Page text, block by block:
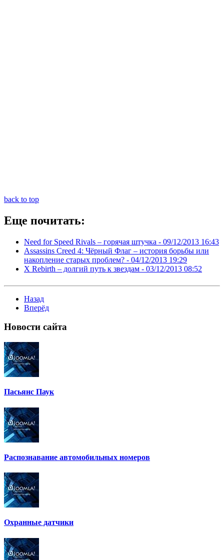
back to top
Еще почитать:
Need for Speed Rivals – горячая штучка - 09/12/2013 16:43
Assassins Creed 4: Чёрный Флаг – история борьбы или
накопление старых проблем? - 04/12/2013 19:29
X Rebirth – долгий путь к звездам - 03/12/2013 08:52
Назад
Вперёд
Новости сайта
Пасьянс Паук
Распознавание автомобильных номеров
Охранные датчики